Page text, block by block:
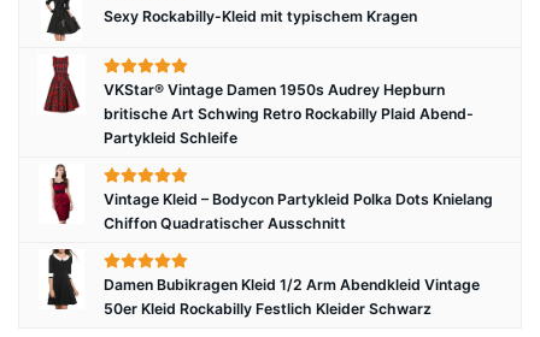
Sexy Rockabilly-Kleid mit typischem Kragen
VKStar® Vintage Damen 1950s Audrey Hepburn
britische Art Schwing Retro Rockabilly Plaid Abend-
Partykleid Schleife
Vintage Kleid – Bodycon Partykleid Polka Dots Knielang
Chiffon Quadratischer Ausschnitt
Damen Bubikragen Kleid 1/2 Arm Abendkleid Vintage
50er Kleid Rockabilly Festlich Kleider Schwarz